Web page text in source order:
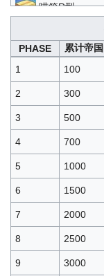
喵箱R型
喵箱SSR型
通用部件*1
主炮部件*1
鱼雷部件*1
防空炮部件*1
舰载机部件*1
物资*2000
石油*1000
酸素可乐*1
PHASE
累计帝
1
100
2 300
3 500
4 700
5 1000
6 1500
7 2000
8 2500
9 3000